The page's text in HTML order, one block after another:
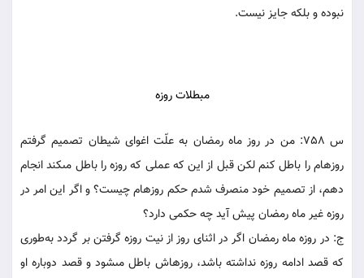
نبوده و بلکه جايز نيست.
مبطلات روزه
س 758: من در روز ماه رمضان به علّت اغواى شيطان تصميم گرفتم
روزه‏ام را باطل کنم لکن قبل از اين که عملى که روزه را باطل مى‏کند انجام
دهم، از تصميم خود منصرف شدم حکم روزه‏ام چيست؟ و اگر اين امر در
روزه غير ماه رمضان پيش آيد چه حکمى دارد؟
ج: در روزه ماه رمضان اگر در اثناى روز از نيت روزه گرفتن بر گردد به‌طورى
که قصد ادامه روزه نداشته باشد، روزه‏اش باطل مى‏شود و قصد دوباره او